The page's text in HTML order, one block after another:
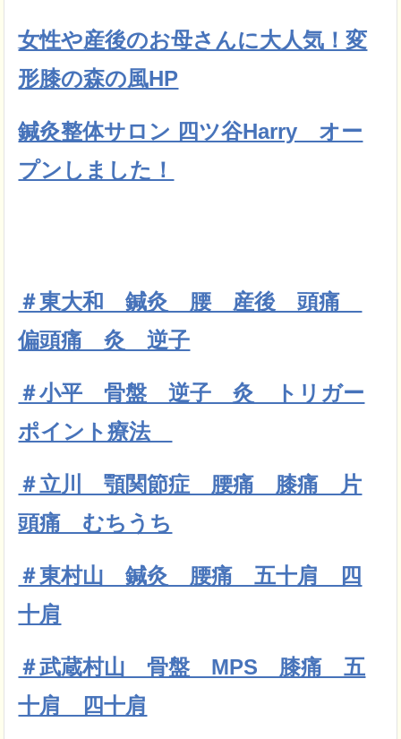
女性や産後のお母さんに大人気！変
形膝の森の風HP
鍼灸整体サロン 四ツ谷Harry オー
プンしました！
＃東大和 鍼灸 腰 産後 頭痛
偏頭痛 灸 逆子
＃小平 骨盤 逆子 灸 トリガー
ポイント療法
＃立川 顎関節症 腰痛 膝痛 片
頭痛 むちうち
＃東村山 鍼灸 腰痛 五十肩 四
十肩
＃武蔵村山 骨盤 MPS 膝痛 五
十肩 四十肩